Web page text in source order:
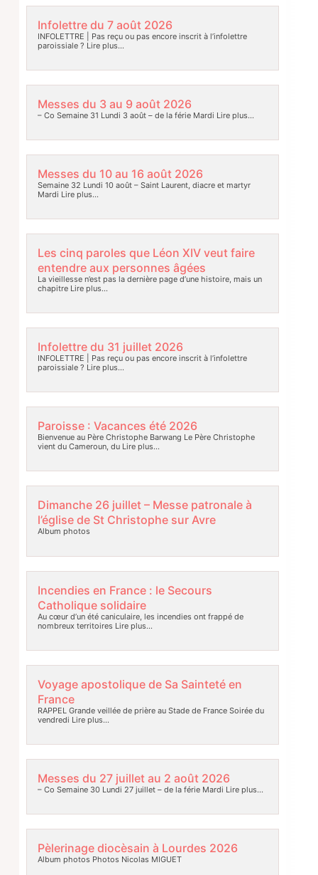
Infolettre du 7 août 2026
INFOLETTRE | Pas reçu ou pas encore inscrit à l’infolettre
paroissiale ? Lire plus…
Messes du 3 au 9 août 2026
– Co Semaine 31 Lundi 3 août – de la férie Mardi Lire plus…
Messes du 10 au 16 août 2026
Semaine 32 Lundi 10 août – Saint Laurent, diacre et martyr
Mardi Lire plus…
Les cinq paroles que Léon XIV veut faire
entendre aux personnes âgées
La vieillesse n’est pas la dernière page d’une histoire, mais un
chapitreLire plus…
Infolettre du 31 juillet 2026
INFOLETTRE | Pas reçu ou pas encore inscrit à l’infolettre
paroissiale ? Lire plus…
Paroisse : Vacances été 2026
Bienvenue au Père Christophe Barwang Le Père Christophe
vient du Cameroun, duLire plus…
Dimanche 26 juillet – Messe patronale à
l’église de St Christophe sur Avre
Album photos
Incendies en France : le Secours
Catholique solidaire
Au cœur d’un été caniculaire, les incendies ont frappé de
nombreux territoires Lire plus…
Voyage apostolique de Sa Sainteté en
France
RAPPEL Grande veillée de prière au Stade de France Soirée du
vendredi Lire plus…
Messes du 27 juillet au 2 août 2026
– Co Semaine 30 Lundi 27 juillet – de la férie Mardi Lire plus…
Pèlerinage diocèsain à Lourdes 2026
Album photos Photos Nicolas MIGUET